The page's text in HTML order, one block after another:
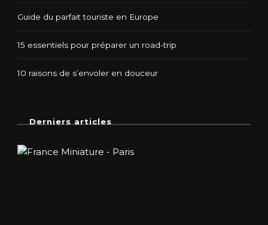
Guide du parfait touriste en Europe
15 essentiels pour préparer un road-trip
10 raisons de s’envoler en douceur
Derniers articles